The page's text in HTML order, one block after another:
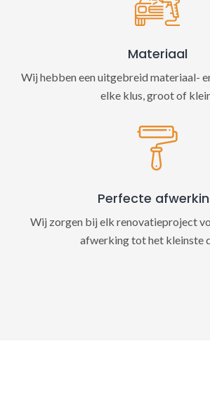
Materiaal
Wij hebben een uitgebreid materiaal-
elke klus, groot of
Perfecte
Wij zorgen bij elk renovatieproject
afwerking tot het kleinste